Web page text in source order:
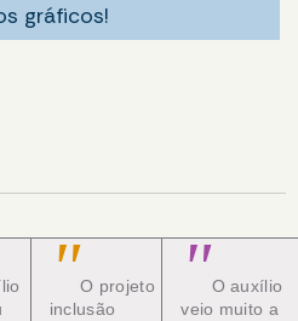
gráficos!
"O projeto
inclusão
"O auxílio
veio muito a